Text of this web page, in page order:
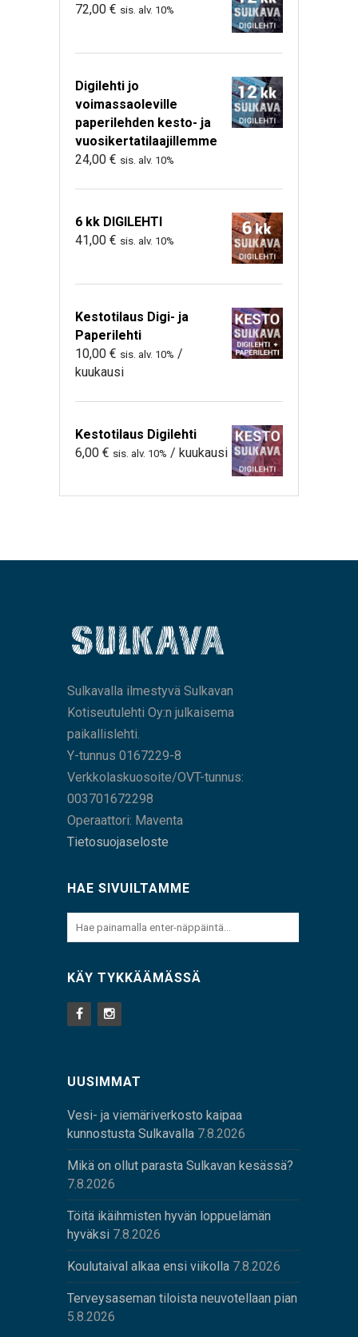
72,00 € sis. alv. 10%
Digilehti jo
voimassaoleville
paperilehden kesto- ja
vuosikertatilaajillemme
24,00 € sis. alv. 10%
6 kk DIGILEHTI
41,00 € sis. alv. 10%
Kestotilaus Digi- ja
Paperilehti
10,00 € sis. alv. 10% /
kuukausi
Kestotilaus Digilehti
6,00 € sis. alv. 10% / kuukausi
Sulkavalla ilmestyvä Sulkavan
Kotiseutulehti Oy:n julkaisema
paikallislehti.
Y-tunnus 0167229-8
Verkkolaskuosoite/OVT-tunnus:
003701672298
Operaattori: Maventa
Tietosuojaseloste
HAE SIVUILTAMME
KÄY TYKKÄÄMÄSSÄ
UUSIMMAT
Vesi- ja viemäriverkosto kaipaa
kunnostusta Sulkavalla 7.8.2026
Mikä on ollut parasta Sulkavan kesässä?
7.8.2026
Töitä ikäihmisten hyvän loppuelämän
hyväksi 7.8.2026
Koulutaival alkaa ensi viikolla 7.8.2026
Terveysaseman tiloista neuvotellaan pian
5.8.2026